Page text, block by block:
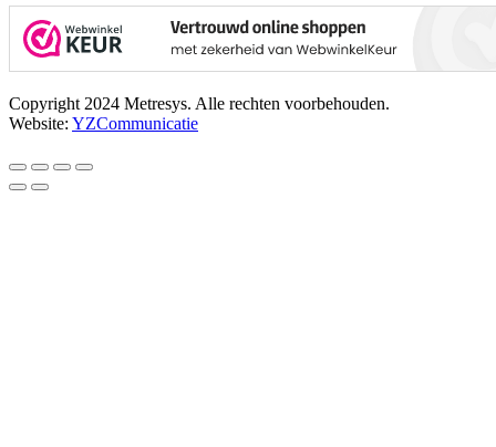
Copyright 2024 Metresys. Alle rechten voorbehouden.
Website: YZCommunicatie